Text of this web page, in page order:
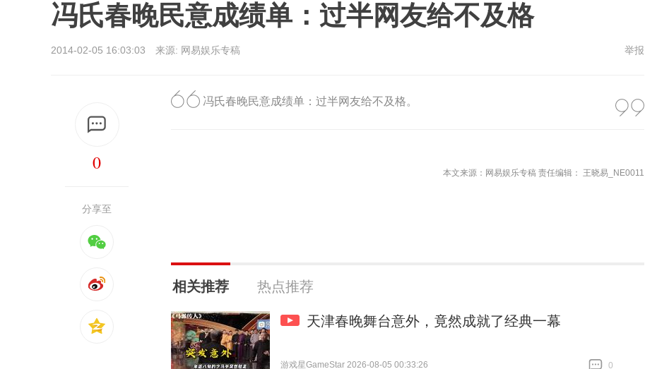
冯氏春晚民意成绩单：过半网友给不及格
2014-02-05 16:03:03 来源: 网易娱乐专稿 举报
0
分享至
冯氏春晚民意成绩单：过半网友给不及格。
本文来源：网易娱乐专稿 责任编辑： 王晓易_NE0011
相关推荐 热点推荐
天津春晚舞台意外，竟然成就了经典一幕
游戏星GameStar 2026-08-05 00:33:26
0